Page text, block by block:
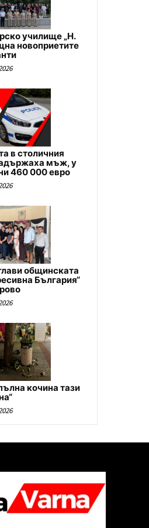
училище „Н.
новоприетите
в столичния
мъж, у
460 000 евро
общинската
България“
кочина тази